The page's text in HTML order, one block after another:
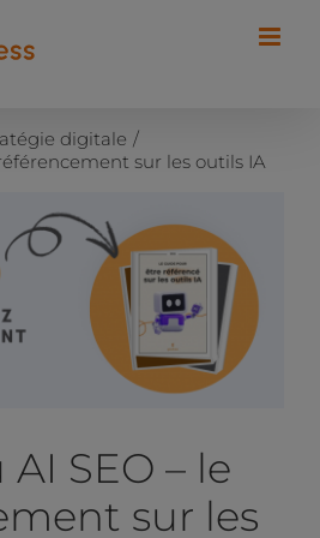
digitale
sur les outils IA
SEO – le
sur les